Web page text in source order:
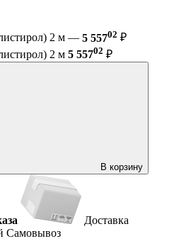
2 м — 5 55702 ₽
2 м 5 55702 ₽
В корзину
Доставка
Самовывоз